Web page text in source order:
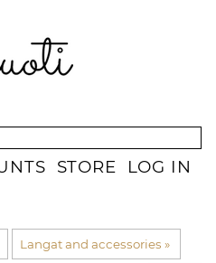
STORE
LOG IN
Langat and accessories ‪»